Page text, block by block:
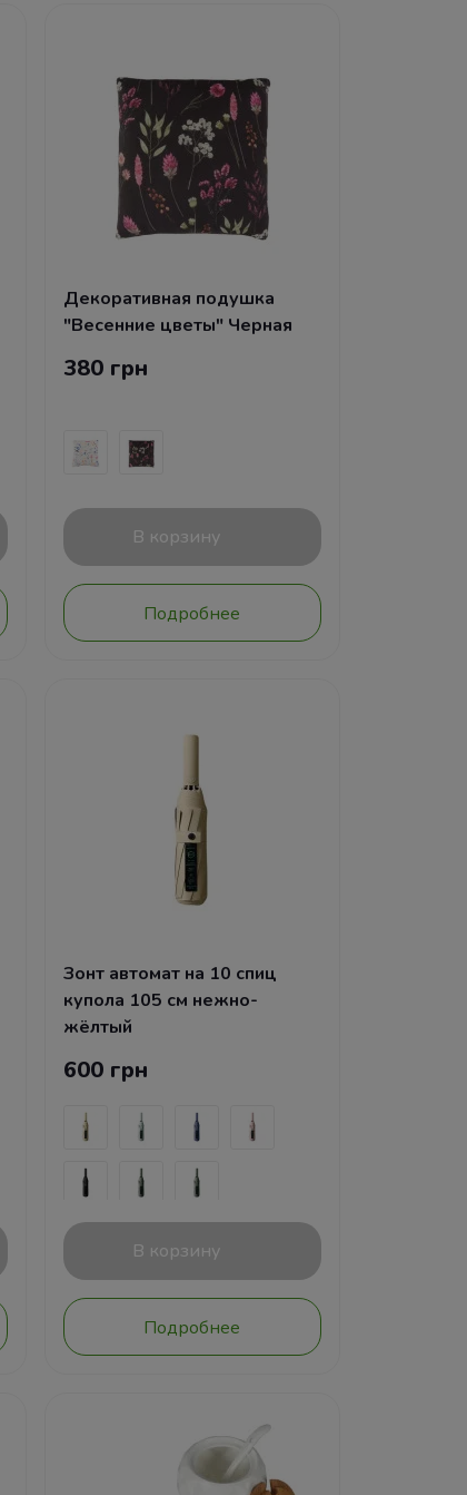
Декоративная подушка
"Весенние цветы" Черная
380 грн
В корзину
Подробнее
Зонт автомат на 10 спиц
купола 105 см нежно-
жёлтый
600 грн
В корзину
Подробнее